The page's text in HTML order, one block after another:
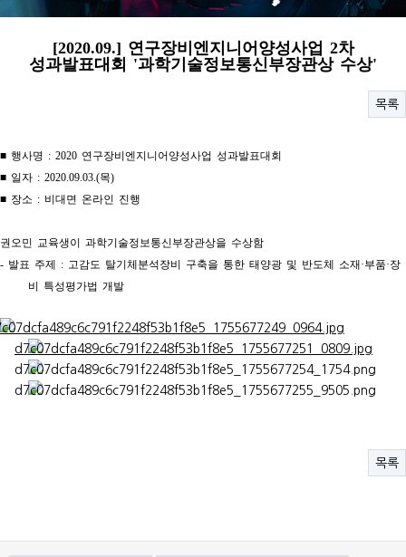
[2020.09.] 연구장비엔지니어양성사업 2차
성과발표대회 '과학기술정보통신부장관상 수상'
목록
■ 행사명 : 2020 연구장비엔지니어양성사업 성과발표대회
■ 일자 : 2020.09.03.(목)
■ 장소 : 비대면 온라인 진행
권오민 교육생이 과학기술정보통신부장관상을 수상함
- 발표 주제 : 고감도 탈기체분석장비 구축을 통한 태양광 및 반도체 소재 ·부품·장
비 특성평가법 개발
목록